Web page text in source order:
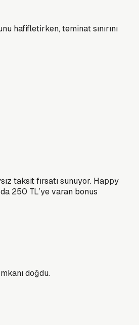
hafifletirken, teminat sınırını
taksit fırsatı sunuyor. Happy
250 TL’ye varan bonus
doğdu.